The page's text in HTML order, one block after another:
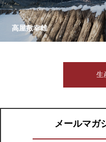
高屋敷幸雄
生
メールマガ